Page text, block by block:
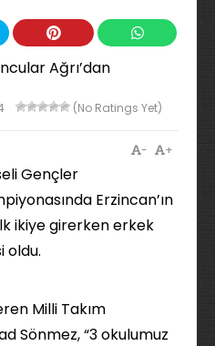
(No Ratings Yet)
+
-
Gençler
Erzincan’ın
ikiye girerken erkek
oldu.
Milli Takım
Sönmez, “3 okulumuz